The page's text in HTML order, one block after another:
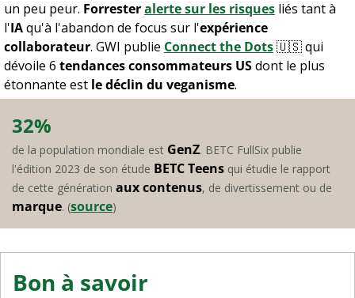
un peu peur. Forresteralerte sur les risques liés tant à
l'IA qu'à l'abandon de focus sur l'expérience
collaborateur. GWI publie Connect the Dots🇺🇸 qui
dévoile 6 tendances consommateurs US dont le plus
étonnante est le déclin du veganisme.
32%
de la population mondiale est GenZ. BETC FullSix publie
l'édition 2023 de son étude BETC Teens qui étudie le rapport
de cette génération aux contenus
marque. (source)
Bon à savoir